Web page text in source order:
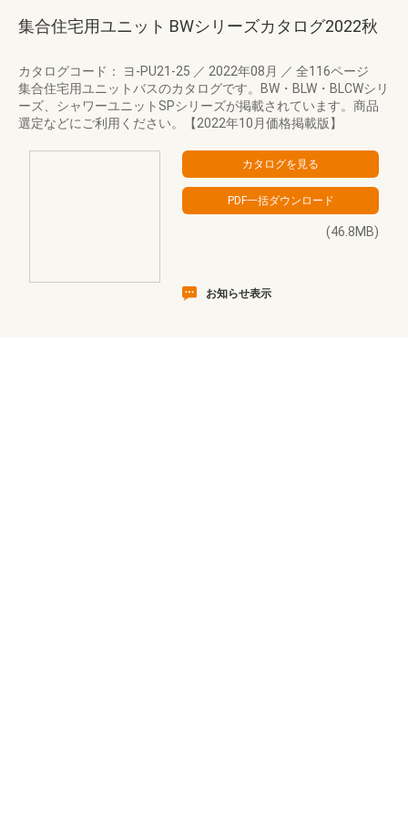
集合住宅用ユニット BWシリーズカタログ2022秋
カタログコード： ヨ-PU21-25 ／ 2022年08月 ／ 全116ページ
集合住宅用ユニットバスのカタログです。BW・BLW・BLCWシリ
ーズ、シャワーユニットSPシリーズが掲載されています。商品
選定などにご利用ください。【2022年10月価格掲載版】
(46.8MB)
お知らせ表示